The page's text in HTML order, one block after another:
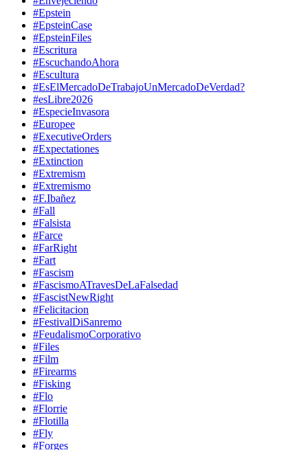
#Epstein
#EpsteinCase
#EpsteinFiles
#Escritura
#EscuchandoAhora
#Escultura
#EsElMercadoDeTrabajoUnMercadoDeVerdad?
#esLibre2026
#EspecieInvasora
#Europee
#ExecutiveOrders
#Expectationes
#Extinction
#Extremism
#Extremismo
#F.Ibañez
#Fall
#Falsista
#Farce
#FarRight
#Fart
#Fascism
#FascismoATravesDeLaFalsedad
#FascistNewRight
#Felicitacion
#FestivalDiSanremo
#FeudalismoCorporativo
#Files
#Film
#Firearms
#Fisking
#Flo
#Florrie
#Flotilla
#Fly
#Forges